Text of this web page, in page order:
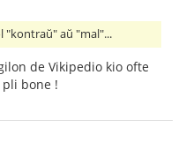
"kontraŭ" aŭ "mal"...
de Vikipedio kio ofte
bone !